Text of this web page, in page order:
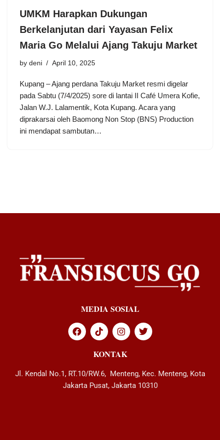
UMKM Harapkan Dukungan
Berkelanjutan dari Yayasan Felix
Maria Go Melalui Ajang Takuju Market
by deni April 10, 2025
Kupang – Ajang perdana Takuju Market resmi digelar
pada Sabtu (7/4/2025) sore di lantai II Café Umera Kofie,
Jalan W.J. Lalamentik, Kota Kupang. Acara yang
diprakarsai oleh Baomong Non Stop (BNS) Production
ini mendapat sambutan…
MEDIA SOSIAL
KONTAK
Jl. Kendal No.1, RT.10/RW.6, Menteng, Kec. Menteng, Kota
Jakarta Pusat, Jakarta 10310